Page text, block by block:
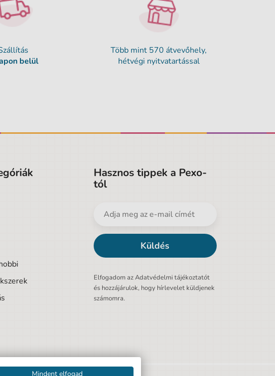
belül
Több mint 570 átvevőhely,
hétvégi nyitvatartással
Hasznos tippek a Pexo-
tól
Küldés
Elfogadom az Adatvédelmi tájékoztatót
és hozzájárulok, hogy hírlevelet küldjenek
számomra.
Mindent elfogad